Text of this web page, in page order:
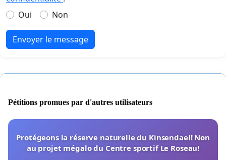
Oui
Non
Envoyer le message
Pétitions promues par d'autres utilisateurs
Protégeons la réserve naturelle du Kinsendael! Non
au projet mégalo du Centre sportif Le Roseau!